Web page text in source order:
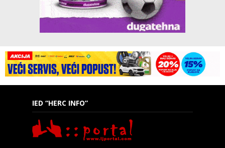
IED “HERC INFO”